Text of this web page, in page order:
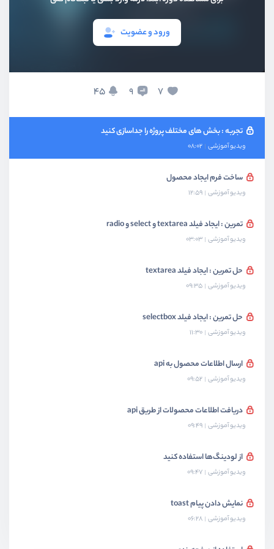
ورود و عضویت
7
9
45
ویدیو آموزشی
تجربه :‌ بخش های مختلف پروژه را جداسازی کنید
ویدیو آموزشی 08:02
ساخت فرم ایجاد محصول
ویدیو آموزشی 12:59
تمرین : ایجاد فیلد textarea و select و radio
ویدیو آموزشی 03:03
حل تمرین : ایجاد فیلد textarea
ویدیو آموزشی 09:35
حل تمرین : ایجاد فیلد selectbox
ویدیو آموزشی 11:30
ارسال اطلاعات محصول به api
ویدیو آموزشی 09:52
دریافت اطلاعات محصولات از طریق api
ویدیو آموزشی 09:49
از لودینگ‌ها استفاده کنید
ویدیو آموزشی 09:47
نمایش دادن پیام‌ toast
ویدیو آموزشی 06:28